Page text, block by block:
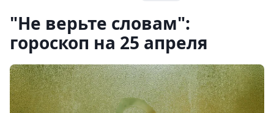
"Не верьте словам":
гороскоп на 25 апреля